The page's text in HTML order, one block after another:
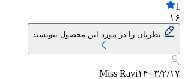
1
۱۶
نظرتان را در مورد این محصول بنویسید
Miss Ravi۱۴۰۳/۲/۱۷